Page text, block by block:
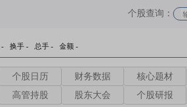
个股查询：
- 换手 - 总手 - 金额 -
个股日历 财务数据 核心题材
高管持股 股东大会 个股研报